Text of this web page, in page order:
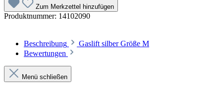
Zum Merkzettel hinzufügen
Produktnummer: 14102090
Beschreibung
Gaslift silber Größe M
Bewertungen
Menü schließen